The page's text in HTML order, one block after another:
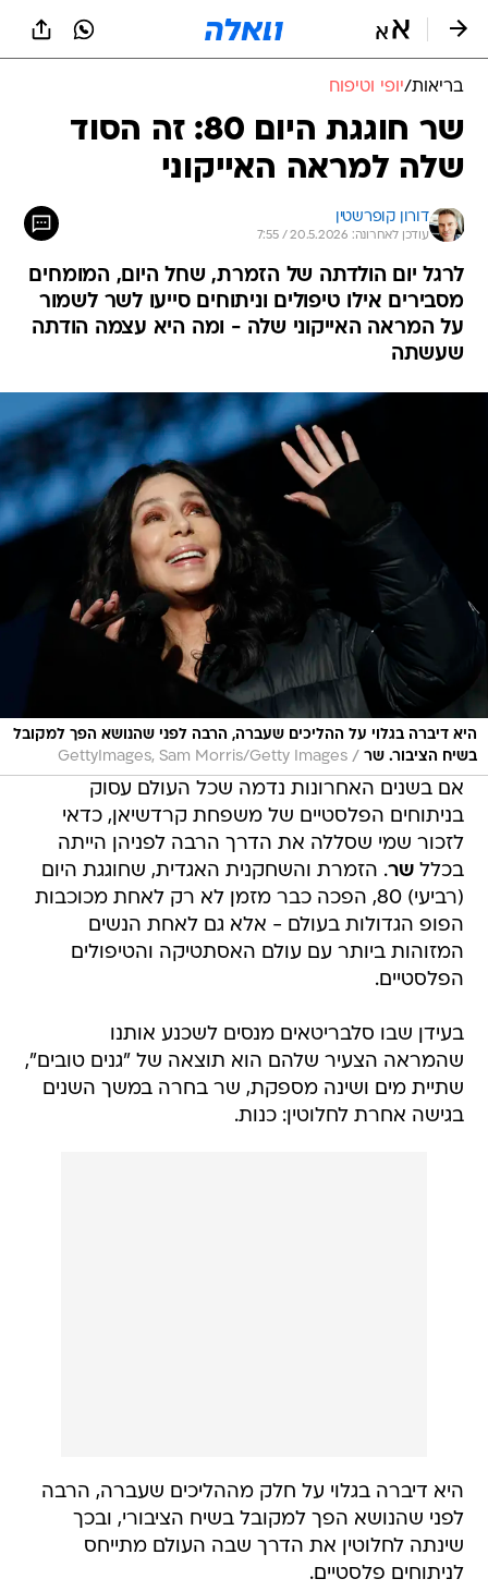
בריאות/יופי וטיפוח
שר חוגגת היום 80: זה הסוד
שלה למראה האייקוני
דורון קופרשטין
עודכן לאחרונה: 20.5.2026 / 7:55
לרגל יום הולדתה של הזמרת, שחל היום, המומחים
מסבירים אילו טיפולים וניתוחים סייעו לשר לשמור
על המראה האייקוני שלה - ומה היא עצמה הודתה
שעשתה
היא דיברה בגלוי על ההליכים שעברה, הרבה לפני שהנושא הפך למקובל
בשיח הציבור. שר /
GettyImages, Sam Morris/Getty Images
אם בשנים האחרונות נדמה שכל העולם עסוק
בניתוחים הפלסטיים של משפחת קרדשיאן, כדאי
לזכור שמי שסללה את הדרך הרבה לפניהן הייתה
בכללשר. הזמרת והשחקנית האגדית, שחוגגת היום
(רביעי) 80, הפכה כבר מזמן לא רק לאחת מכוכבות
הפופ הגדולות בעולם - אלא גם לאחת הנשים
המזוהות ביותר עם עולם האסתטיקה והטיפולים
הפלסטיים.
בעידן שבו סלבריטאים מנסים לשכנע אותנו
שהמראה הצעיר שלהם הוא תוצאה של "גנים טובים",
שתיית מים ושינה מספקת, שר בחרה במשך השנים
בגישה אחרת לחלוטין: כנות.
היא דיברה בגלוי על חלק מההליכים שעברה, הרבה
לפני שהנושא הפך למקובל בשיח הציבורי, ובכך
שינתה לחלוטין את הדרך שבה העולם מתייחס
לניתוחים פלסטיים.